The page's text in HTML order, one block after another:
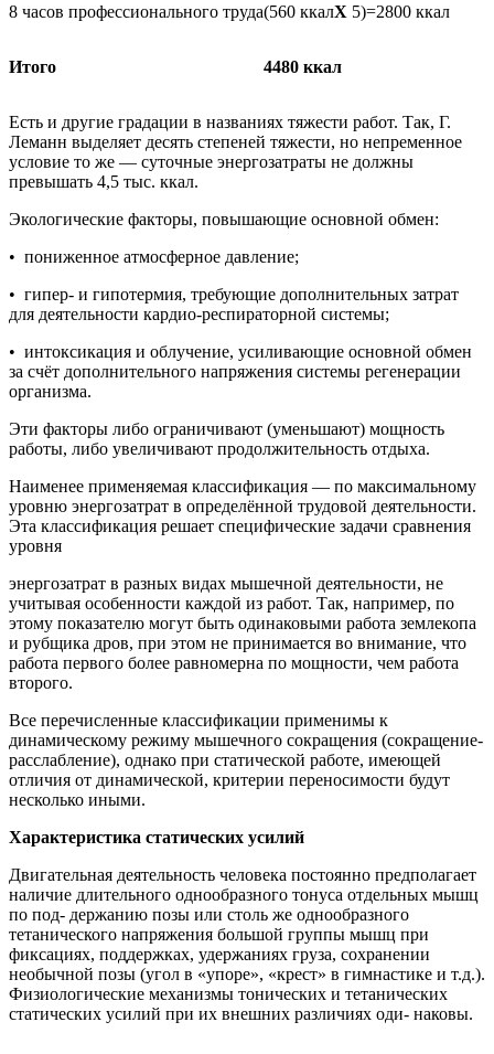
8 часов профессионального труда(560 ккалХ 5)=2800 ккал
Итого 4480 ккал
Есть и другие градации в названиях тяжести работ. Так, Г.
Леманн выделяет десять степеней тяжести, но непременное
условие то же — суточные энергозатраты не должны
превышать 4,5 тыс. ккал.
Экологические факторы, повышающие основной обмен:
• пониженное атмосферное давление;
• гипер- и гипотермия, требующие дополнительных затрат
для деятельности кардио-респираторной системы;
• интоксикация и облучение, усиливающие основной обмен
за счёт дополнительного напряжения системы регенерации
организма.
Эти факторы либо ограничивают (уменьшают) мощность
работы, либо увеличивают продолжительность отдыха.
Наименее применяемая классификация — по максимальному
уровню энергозатрат в определённой трудовой деятельности.
Эта классификация решает специфические задачи сравнения
уровня
энергозатрат в разных видах мышечной деятельности, не
учитывая особенности каждой из работ. Так, например, по
этому показателю могут быть одинаковыми работа землекопа
и рубщика дров, при этом не принимается во внимание, что
работа первого более равномерна по мощности, чем работа
второго.
Все перечисленные классификации применимы к
динамическому режиму мышечного сокращения (сокращение-
расслабление), однако при статической работе, имеющей
отличия от динамической, критерии переносимости будут
несколько иными.
Характеристика статических усилий
Двигательная деятельность человека постоянно предполагает
наличие длительного однообразного тонуса отдельных мышц
по под- держанию позы или столь же однообразного
тетанического напряжения большой группы мышц при
фиксациях, поддержках, удержаниях груза, сохранении
необычной позы (угол в «упоре», «крест» в гимнастике и т.д.).
Физиологические механизмы тонических и тетанических
статических усилий при их внешних различиях оди- наковы.